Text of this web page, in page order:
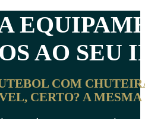
AO SEU
COM
CERTO? A